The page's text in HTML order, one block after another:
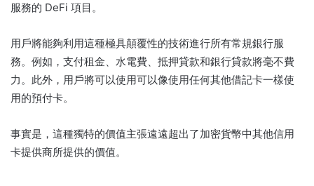
服務的 DeFi 項目。
用戶將能夠利用這種極具顛覆性的技術進行所有常規銀行服
務。 例如，支付租金、水電費、抵押貸款和銀行貸款將毫不費
力。 此外，用戶將可以使用可以像使用任何其他借記卡一樣使
用的預付卡。
事實是，這種獨特的價值主張遠遠超出了加密貨幣中其他信用
卡提供商所提供的價值。